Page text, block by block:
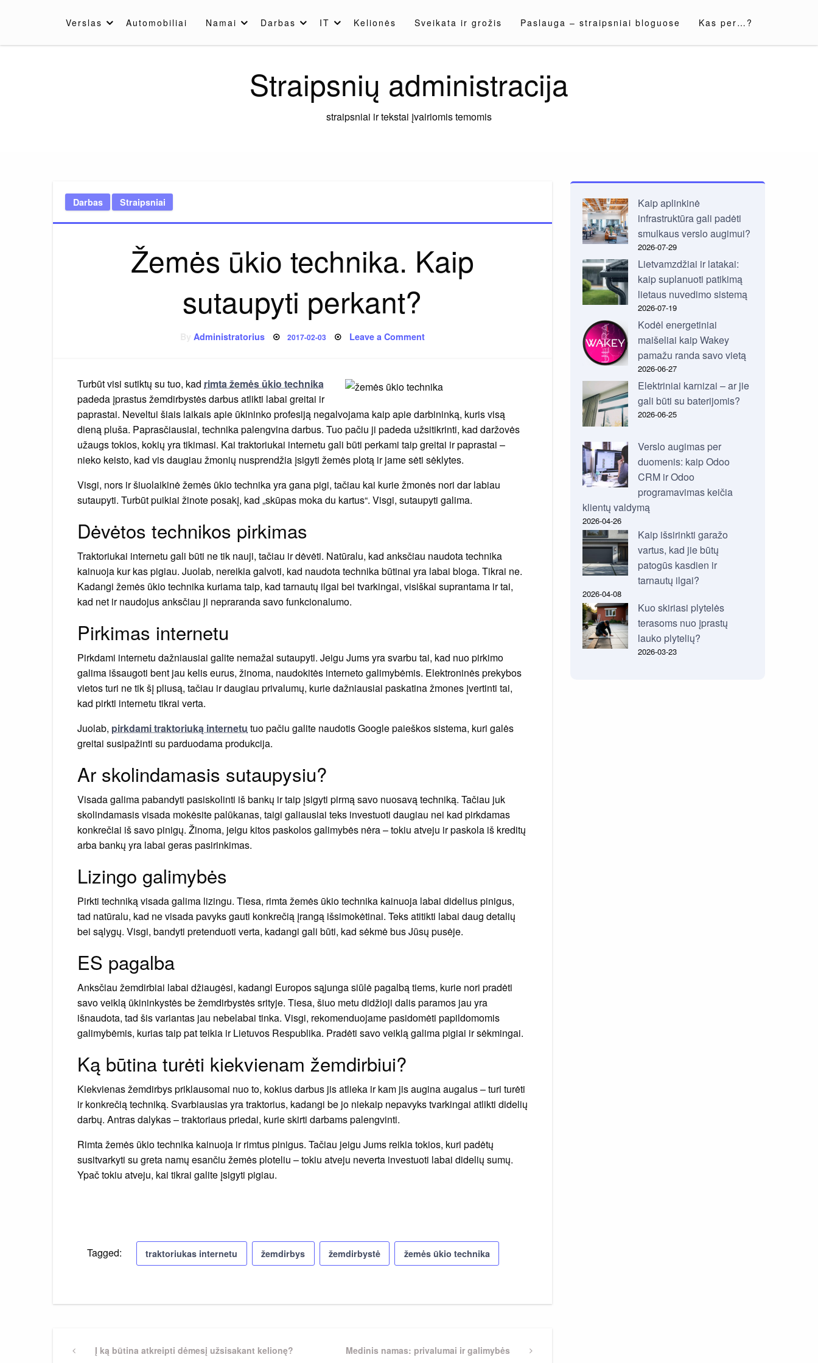
Verslas Automobiliai Namai Darbas IT Kelionės Sveikata ir grožis Paslauga – straipsniai bloguose Kas per…?
Straipsnių administracija
straipsniai ir tekstai įvairiomis temomis
Darbas Straipsniai
Žemės ūkio technika. Kaip
sutaupyti perkant?
ByAdministratorius Posted
2017-02-03 Leave a Commenton
perkant?
Turbūt visi sutiktų su tuo, kad rimta žemės ūkio technika
padeda įprastus žemdirbystės darbus atlikti labai greitai ir
paprastai. Neveltui šiais laikais apie ūkininko profesiją negalvojama kaip apie darbininką, kuris visą
dieną pluša. Paprasčiausiai, technika palengvina darbus. Tuo pačiu ji padeda užsitikrinti, kad daržovės
užaugs tokios, kokių yra tikimasi. Kai traktoriukai internetu gali būti perkami taip greitai ir paprastai –
nieko keisto, kad vis daugiau žmonių nusprendžia įsigyti žemės plotą ir jame sėti sėklytes.
Visgi, nors ir šiuolaikinė žemės ūkio technika yra gana pigi, tačiau kai kurie žmonės nori dar labiau
sutaupyti. Turbūt puikiai žinote posakį, kad „skūpas moka du kartus“. Visgi, sutaupyti galima.
Dėvėtos technikos pirkimas
Traktoriukai internetu gali būti ne tik nauji, tačiau ir dėvėti. Natūralu, kad anksčiau naudota technika
kainuoja kur kas pigiau. Juolab, nereikia galvoti, kad naudota technika būtinai yra labai bloga. Tikrai ne.
Kadangi žemės ūkio technika kuriama taip, kad tarnautų ilgai bei tvarkingai, visiškai suprantama ir tai,
kad net ir naudojus anksčiau ji nepraranda savo funkcionalumo.
Pirkimas internetu
Pirkdami internetu dažniausiai galite nemažai sutaupyti. Jeigu Jums yra svarbu tai, kad nuo pirkimo
galima išsaugoti bent jau kelis eurus, žinoma, naudokitės interneto galimybėmis. Elektroninės prekybos
vietos turi ne tik šį pliusą, tačiau ir daugiau privalumų, kurie dažniausiai paskatina žmones įvertinti tai,
kad pirkti internetu tikrai verta.
Juolab, pirkdami traktoriuką internetu tuo pačiu galite naudotis Google paieškos sistema, kuri galės
greitai susipažinti su parduodama produkcija.
Ar skolindamasis sutaupysiu?
Visada galima pabandyti pasiskolinti iš bankų ir taip įsigyti pirmą savo nuosavą techniką. Tačiau juk
skolindamasis visada mokėsite palūkanas, taigi galiausiai teks investuoti daugiau nei kad pirkdamas
konkrečiai iš savo pinigų. Žinoma, jeigu kitos paskolos galimybės nėra – tokiu atveju ir paskola iš kreditų
arba bankų yra labai geras pasirinkimas.
Lizingo galimybės
Pirkti techniką visada galima lizingu. Tiesa, rimta žemės ūkio technika kainuoja labai didelius pinigus,
tad natūralu, kad ne visada pavyks gauti konkrečią įrangą išsimokėtinai. Teks atitikti labai daug detalių
bei sąlygų. Visgi, bandyti pretenduoti verta, kadangi gali būti, kad sėkmė bus Jūsų pusėje.
ES pagalba
Anksčiau žemdirbiai labai džiaugėsi, kadangi Europos sąjunga siūlė pagalbą tiems, kurie nori pradėti
savo veiklą ūkininkystės be žemdirbystės srityje. Tiesa, šiuo metu didžioji dalis paramos jau yra
išnaudota, tad šis variantas jau nebelabai tinka. Visgi, rekomenduojame pasidomėti papildomomis
galimybėmis, kurias taip pat teikia ir Lietuvos Respublika. Pradėti savo veiklą galima pigiai ir sėkmingai.
Ką būtina turėti kiekvienam žemdirbiui?
Kiekvienas žemdirbys priklausomai nuo to, kokius darbus jis atlieka ir kam jis augina augalus – turi turėti
ir konkrečią techniką. Svarbiausias yra traktorius, kadangi be jo niekaip nepavyks tvarkingai atlikti didelių
darbų. Antras dalykas – traktoriaus priedai, kurie skirti darbams palengvinti.
Rimta žemės ūkio technika kainuoja ir rimtus pinigus. Tačiau jeigu Jums reikia tokios, kuri padėtų
susitvarkyti su greta namų esančiu žemės ploteliu – tokiu atveju neverta investuoti labai didelių sumų.
Ypač tokiu atveju, kai tikrai galite įsigyti pigiau.
Tagged: traktoriukas internetu žemdirbys žemdirbystė žemės ūkio technika
Navigacija
PreviousĮ ką būtina atkreipti dėmesį užsisakant kelionę?
Next
Medinis namas: privalumai ir galimybės
Kaip aplinkinė
infrastruktūra gali padėti
smulkaus verslo augimui?
2026-07-29
Lietvamzdžiai ir latakai:
kaip suplanuoti patikimą
lietaus nuvedimo sistemą
2026-07-19
Kodėl energetiniai
maišeliai kaip Wakey
pamažu randa savo vietą
2026-06-27
Elektriniai karnizai – ar jie
gali būti su baterijomis?
2026-06-25
Verslo augimas per
duomenis: kaip Odoo
CRM ir Odoo
programavimas keičia
klientų valdymą
2026-04-26
Kaip išsirinkti garažo
vartus, kad jie būtų
patogūs kasdien ir
tarnautų ilgai?
2026-04-08
Kuo skiriasi plytelės
terasoms nuo įprastų
lauko plytelių?
2026-03-23